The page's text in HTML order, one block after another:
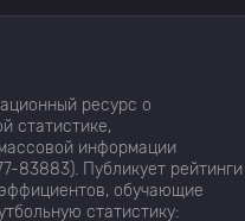
ресурс о
статистике,
информации
83883). Публикует рейтинги
обучающие
статистику: